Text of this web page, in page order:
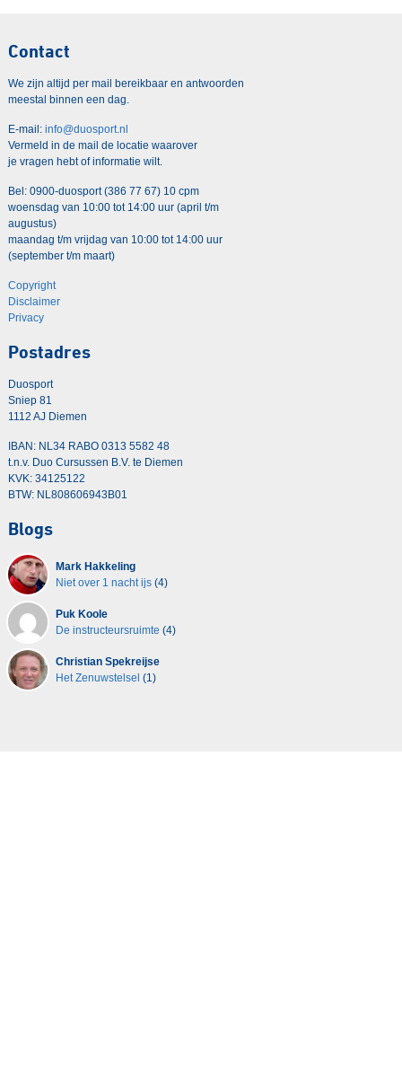
Contact
We zijn altijd per mail bereikbaar en antwoorden
meestal binnen een dag.
E-mail: info@duosport.nl
Vermeld in de mail de locatie waarover
je vragen hebt of informatie wilt.
Bel: 0900-duosport (386 77 67) 10 cpm
woensdag van 10:00 tot 14:00 uur (april t/m
augustus)
maandag t/m vrijdag van 10:00 tot 14:00 uur
(september t/m maart)
Copyright
Disclaimer
Privacy
Postadres
Duosport
Sniep 81
1112 AJ Diemen
IBAN: NL34 RABO 0313 5582 48
t.n.v. Duo Cursussen B.V. te Diemen
KVK: 34125122
BTW: NL808606943B01
Blogs
Mark Hakkeling
Niet over 1 nacht ijs(4)
Puk Koole
De instructeursruimte (4)
Christian Spekreijse
Het Zenuwstelsel (1)